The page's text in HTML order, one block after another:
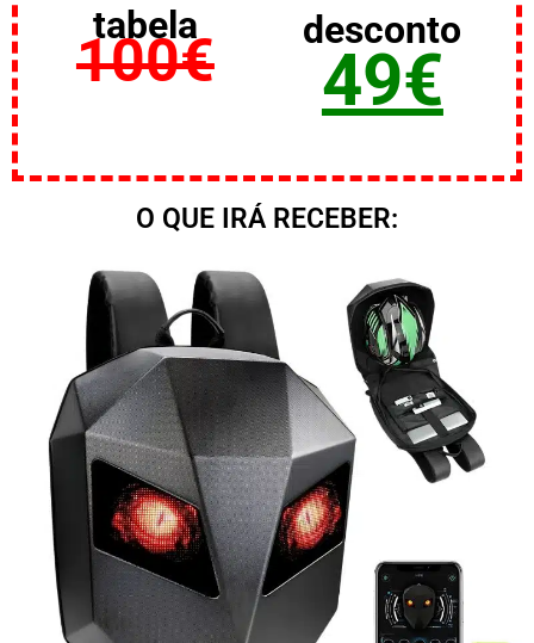
tabela
100€
desconto
49€
O QUE IRÁ RECEBER: